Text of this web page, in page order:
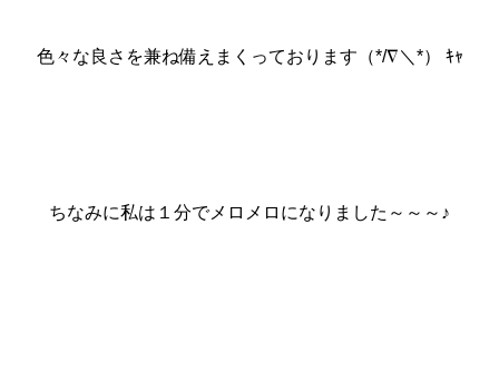
色々な良さを兼ね備えまくっております（*/∇＼*） ｷｬ
ちなみに私は１分でメロメロになりました～～～♪